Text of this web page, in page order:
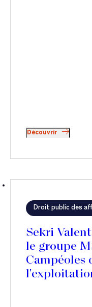
Découvrir
Droit public des
Sekri
le groupe
Campéoles